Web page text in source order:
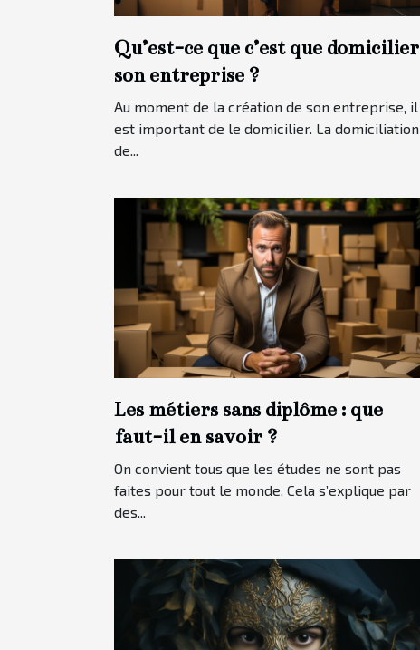
Qu’est-ce que c’est que domicilier
son entreprise ?
Au moment de la création de son entreprise, il
est important de le domicilier. La domiciliation
de...
Les métiers sans diplôme : que
faut-il en savoir ?
On convient tous que les études ne sont pas
faites pour tout le monde. Cela s’explique par
des...